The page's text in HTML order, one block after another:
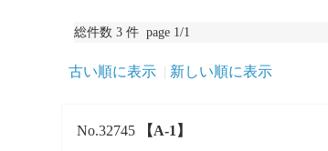
総件数 3 件 page 1/1
古い順に表示 新しい順に表示
No.32745 【A-1】